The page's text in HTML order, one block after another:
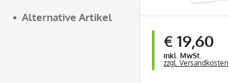
Alternative Artikel
€ 19,60
inkl. MwSt.
zzgl. Versandkosten